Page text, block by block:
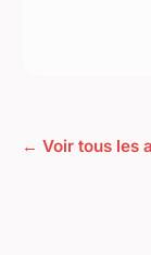
← Voir tous les